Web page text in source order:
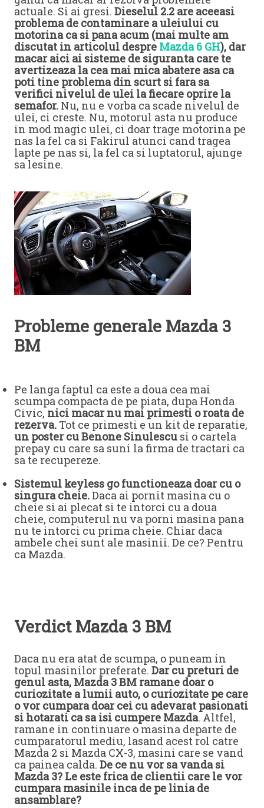
actuale. Si ai gresi. Dieselul 2.2 are aceeasi
problema de contaminare a uleiului cu
motorina ca si pana acum (mai multe am
discutat in articolul despre Mazda 6 GH), dar
macar aici ai sisteme de siguranta care te
avertizeaza la cea mai mica abatere asa ca
poti tine problema din scurt si fara sa
verifici nivelul de ulei la fiecare oprire la
semafor. Nu, nu e vorba ca scade nivelul de
ulei, ci creste. Nu, motorul asta nu produce
in mod magic ulei, ci doar trage motorina pe
nas la fel ca si Fakirul atunci cand tragea
lapte pe nas si, la fel ca si luptatorul, ajunge
sa lesine.
Probleme generale Mazda 3
BM
Pe langa faptul ca este a doua cea mai
scumpa compacta de pe piata, dupa Honda
Civic, nici macar nu mai primesti o roata de
rezerva. Tot ce primesti e un kit de reparatie,
un poster cu Benone Sinulescu si o cartela
prepay cu care sa suni la firma de tractari ca
sa te recupereze.
Sistemul keyless go functioneaza doar cu o
singura cheie.Daca ai pornit masina cu o
cheie si ai plecat si te intorci cu a doua
cheie, computerul nu va porni masina pana
nu te intorci cu prima cheie. Chiar daca
ambele chei sunt ale masinii. De ce? Pentru
ca Mazda.
Verdict Mazda 3 BM
Daca nu era atat de scumpa, o puneam in
topul masinilor preferate. Dar cu preturi de
genul asta, Mazda 3 BM ramane doar o
curiozitate a lumii auto, o curiozitate pe care
o vor cumpara doar cei cu adevarat pasionati
si hotarati ca sa isi cumpere Mazda. Altfel,
ramane in continuare o masina departe de
cumparatorul mediu, lasand acest rol catre
Mazda 2 si Mazda CX-3, masini care se vand
ca painea calda. De ce nu vor sa vanda si
Mazda 3? Le este frica de clientii care le vor
cumpara masinile inca de pe linia de
ansamblare?